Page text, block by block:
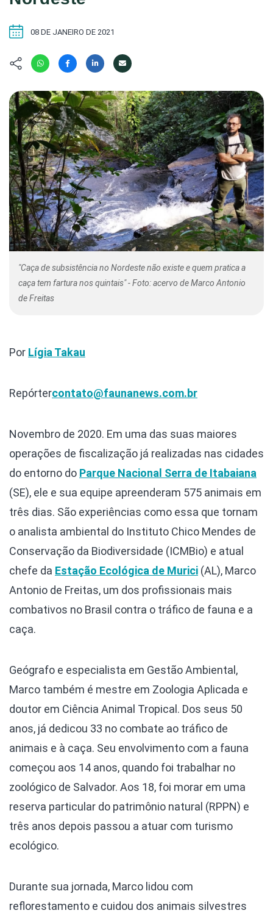
Políticas
Saúde,
Segunda
Túnel do
Universo
Missão
Cursos
08 DE JANEIRO DE 2021
"Caça de subsistência no Nordeste não existe e quem pratica a
caça tem fartura nos quintais" - Foto: acervo de Marco Antonio
de Freitas
Por Lígia Takau
Repórtercontato@faunanews.com.br
Novembro de 2020. Em uma das suas maiores
operações de fiscalização já realizadas nas cidades
do entorno do Parque Nacional Serra de Itabaiana
(SE), ele e sua equipe apreenderam 575 animais em
três dias. São experiências como essa que tornam
o analista ambiental do Instituto Chico Mendes de
Conservação da Biodiversidade (ICMBio) e atual
chefe da Estação Ecológica de Murici (AL), Marco
Antonio de Freitas, um dos profissionais mais
combativos no Brasil contra o tráfico de fauna e a
caça.
Geógrafo e especialista em Gestão Ambiental,
Marco também é mestre em Zoologia Aplicada e
doutor em Ciência Animal Tropical. Dos seus 50
anos, já dedicou 33 no combate ao tráfico de
animais e à caça. Seu envolvimento com a fauna
começou aos 14 anos, quando foi trabalhar no
zoológico de Salvador. Aos 18, foi morar em uma
reserva particular do patrimônio natural (RPPN) e
três anos depois passou a atuar com turismo
ecológico.
Durante sua jornada, Marco lidou com
reflorestamento e cuidou dos animais silvestres